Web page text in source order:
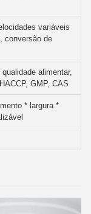
variáveis
conversão de
alimentar,
GMP, CAS
* largura *